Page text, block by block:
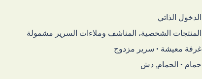
الدخول الذاتي
المنتجات الشخصية، المناشف وملاءات السرير مشمولة
غرفة معيشة • سرير مزدوج
حمام • الحمام, دش